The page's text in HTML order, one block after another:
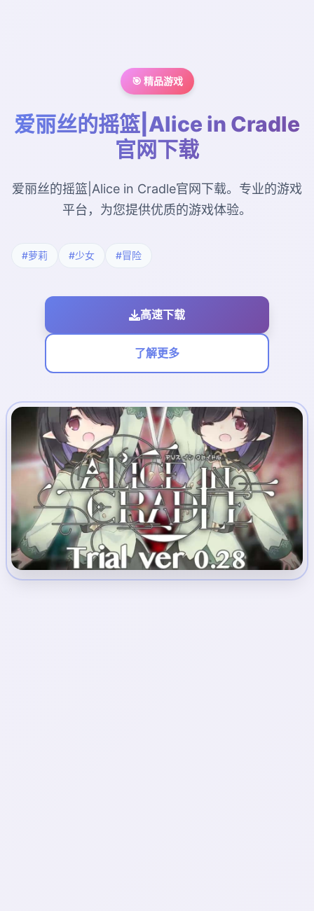
🎯 精品游戏
爱丽丝的摇篮|Alice in Cradle
官网下载
爱丽丝的摇篮|Alice in Cradle官网下载。专业的游戏
平台，为您提供优质的游戏体验。
#萝莉 #少女 #冒险
高速下载
了解更多